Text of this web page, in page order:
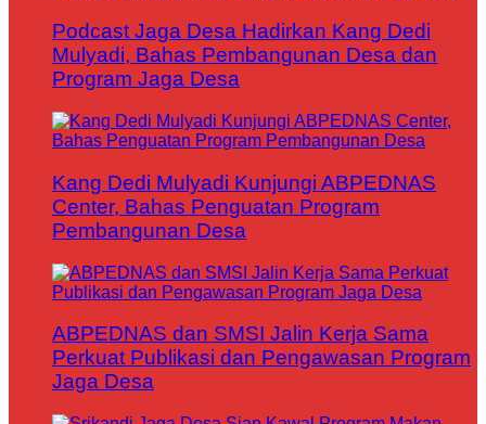
Podcast Jaga Desa Hadirkan Kang Dedi
Mulyadi, Bahas Pembangunan Desa dan
Program Jaga Desa
Kang Dedi Mulyadi Kunjungi ABPEDNAS
Center, Bahas Penguatan Program
Pembangunan Desa
ABPEDNAS dan SMSI Jalin Kerja Sama
Perkuat Publikasi dan Pengawasan Program
Jaga Desa